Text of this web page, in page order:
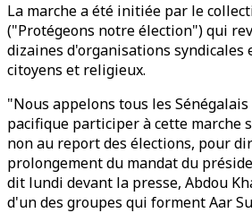
La marche a été initiée par le
("Protégeons notre élection") qui
dizaines d'organisations syndicales
citoyens et religieux.
"Nous appelons tous les
pacifique participer à cette marche
non au report des élections, pour
prolongement du mandat du
dit lundi devant la presse, Abdou
d'un des groupes qui forment Aar